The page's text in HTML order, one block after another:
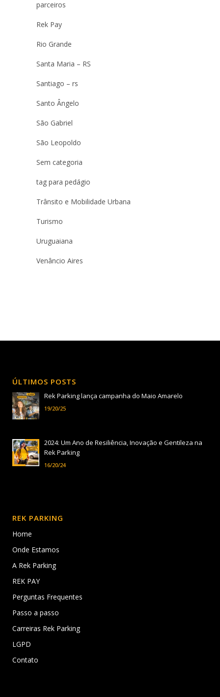
parceiros
Rek Pay
Rio Grande
Santa Maria – RS
Santiago – rs
Santo Ângelo
São Gabriel
São Leopoldo
Sem categoria
tag para pedágio
Trânsito e Mobilidade Urbana
Turismo
Uruguaiana
Venâncio Aires
ÚLTIMOS POSTS
Rek Parking lança campanha do Maio Amarelo
19/20/25
2024: Um Ano de Resiliência, Inovação e Gentileza na
Rek Parking
16/20/24
REK PARKING
Home
Onde Estamos
A Rek Parking
REK PAY
Perguntas Frequentes
Passo a passo
Carreiras Rek Parking
LGPD
Contato